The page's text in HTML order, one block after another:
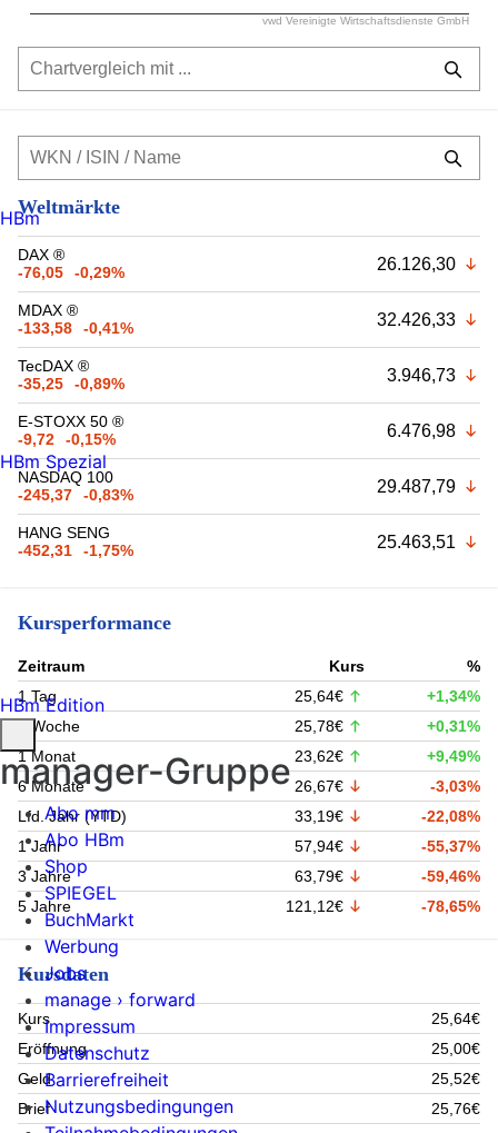
vwd Vereinigte Wirtschaftsdienste GmbH
Weltmärkte
DAX ®
-76,05
-0,29% 26.126,30
MDAX ®
-133,58
-0,41% 32.426,33
TecDAX ®
-35,25
-0,89% 3.946,73
E-STOXX 50 ®
-9,72
-0,15% 6.476,98
NASDAQ 100
-245,37
-0,83% 29.487,79
HANG SENG
-452,31
-1,75% 25.463,51
Kursperformance
Zeitraum Kurs
%
1 Tag
25,64€
+1,34%
1 Woche
25,78€
+0,31%
1 Monat
23,62€
+9,49%
6 Monate
26,67€
-3,03%
Lfd. Jahr (YTD)
33,19€
-22,08%
1 Jahr
57,94€
-55,37%
3 Jahre
63,79€
-59,46%
5 Jahre
121,12€ -78,65%
Kursdaten
Kurs
25,64€
Eröffnung
25,00€
Geld
25,52€
Brief
25,76€
HBm
HBm Spezial
HBm Edition
manager-Gruppe
Abo mm
Abo HBm
Shop
SPIEGEL
BuchMarkt
Werbung
Jobs
manage › forward
Impressum
Datenschutz
Barrierefreiheit
Nutzungsbedingungen